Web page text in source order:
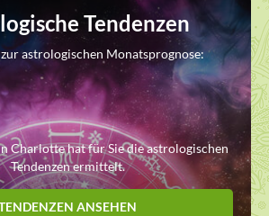
Tendenzen
astrologischen Monatsprognose:
Charlotte hat für Sie die astrologischen
Tendenzen ermittelt.
ANSEHEN